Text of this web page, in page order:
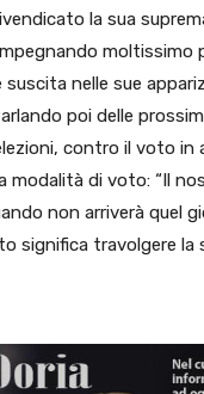
la sua
moltissimo
suscita nelle sue
poi delle
contro il voto in
modalità di voto: “Il
non arriverà quel
significa travolgere